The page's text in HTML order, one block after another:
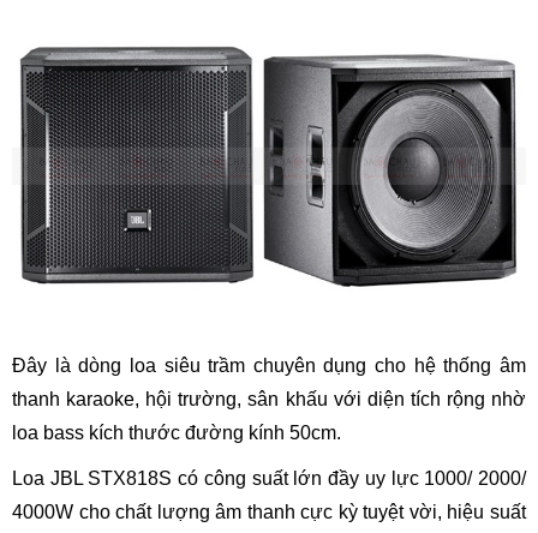
Đây là dòng loa siêu trầm chuyên dụng cho hệ thống âm
thanh karaoke, hội trường, sân khấu với diện tích rộng nhờ
loa bass kích thước đường kính 50cm.
Loa JBL STX818S có công suất lớn đầy uy lực 1000/ 2000/
4000W cho chất lượng âm thanh cực kỳ tuyệt vời, hiệu suất